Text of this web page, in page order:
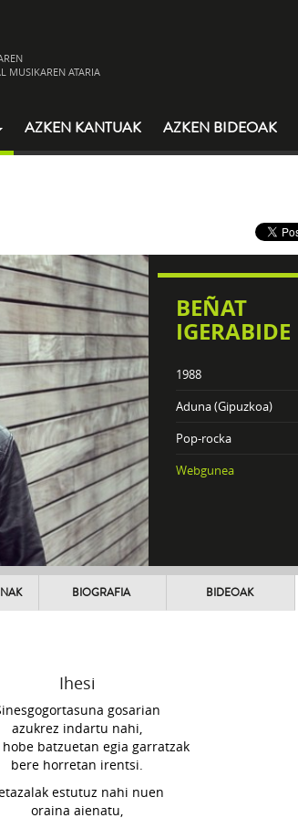
MUSIKAREN ATARIA
AZKEN KANTUAK AZKEN BIDEOAK
BEÑAT
IGERABIDE
1988
Aduna (Gipuzkoa)
Pop-rocka
Webgunea
BIOGRAFIA BIDEOAK
Ihesi
gosarian
azukrez indartu nahi,
batzuetan egia garratzak
bere horretan irentsi.
estutuz nahi nuen
oraina aienatu,